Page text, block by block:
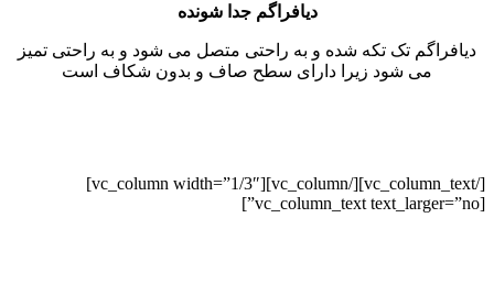
دیافراگم جدا شونده
دیافراگم تک تکه شده و به راحتی متصل می شود و به راحتی تمیز
می شود زیرا دارای سطح صاف و بدون شکاف است
[/vc_column_text][/vc_column][vc_column width=”1/3″]
[vc_column_text text_larger=”no”]